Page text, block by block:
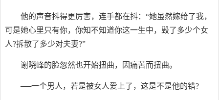
他的声音抖得更厉害，连手都在抖：“她虽然嫁给了我，
可是她心里只有你，你知不知道你这一生中，毁了多少个女
人?拆散了多少对夫妻?”
谢晓峰的脸忽然也开始扭曲，因痛苦而扭曲。
──一个男人，若是被女人爱上了，这是不是他的错?